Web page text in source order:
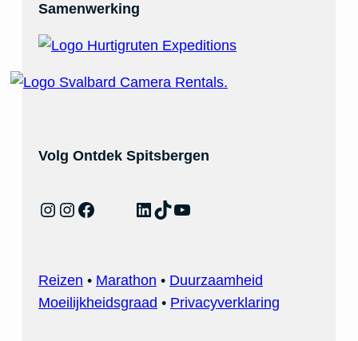
Samenwerking
Volg Ontdek Spitsbergen
Instagram
Instagram
FacebookLinkedIn
TikTokYouTube
Reizen • Marathon • Duurzaamheid
Moeilijkheidsgraad • Privacyverklaring